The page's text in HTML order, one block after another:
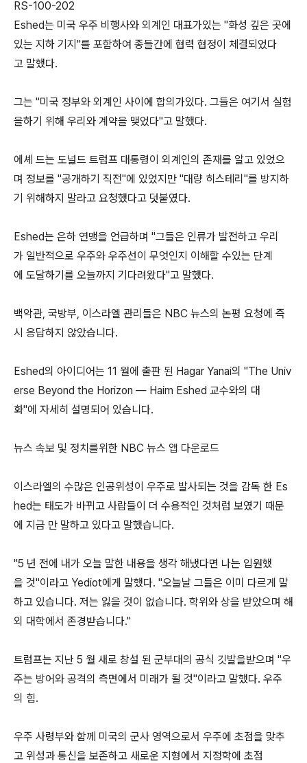
RS-100-202
Eshed는 미국 우주 비행사와 외계인 대표가있는 "화성 깊은 곳에
있는 지하 기지"를 포함하여 종들간에 협력 협정이 체결되었다
고 말했다.
그는 "미국 정부와 외계인 사이에 합의가있다. 그들은 여기서 실험
을하기 위해 우리와 계약을 맺었다"고 말했다.
에셰 드는 도널드 트럼프 대통령이 외계인의 존재를 알고 있었으
며 정보를 "공개하기 직전"에 있었지만 "대량 히스테리"를 방지하
기 위해하지 말라고 요청했다고 덧붙였다.
Eshed는 은하 연맹을 언급하며 "그들은 인류가 발전하고 우리
가 일반적으로 우주와 우주선이 무엇인지 이해할 수있는 단계
에 도달하기를 오늘까지 기다려왔다"고 말했다.
백악관, 국방부, 이스라엘 관리들은 NBC 뉴스의 논평 요청에 즉
시 응답하지 않았습니다.
Eshed의 아이디어는 11 월에 출판 된 Hagar Yanai의 "The Univ
erse Beyond the Horizon — Haim Eshed 교수와의 대
화"에 자세히 설명되어 있습니다.
뉴스 속보 및 정치를위한 NBC 뉴스 앱 다운로드
이스라엘의 수많은 인공위성이 우주로 발사되는 것을 감독 한 Es
hed는 태도가 바뀌고 사람들이 더 수용적인 것처럼 보였기 때문
에 지금 만 말하고 있다고 말했습니다.
"5 년 전에 내가 오늘 말한 내용을 생각 해냈다면 나는 입원했
을 것"이라고 Yediot에게 말했다. "오늘날 그들은 이미 다르게 말
하고 있습니다. 저는 잃을 것이 없습니다. 학위와 상을 받았으며 해
외 대학에서 존경받습니다."
트럼프는 지난 5 월 새로 창설 된 군부대의 공식 깃발을받으며 "우
주는 방어와 공격의 측면에서 미래가 될 것"이라고 말했다. 우주
의 힘.
우주 사령부와 함께 미국의 군사 영역으로서 우주에 초점을 맞추
고 위성과 통신을 보존하고 새로운 지형에서 지정학에 초점